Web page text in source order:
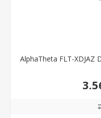
AlphaTheta FLT-XDJAZ